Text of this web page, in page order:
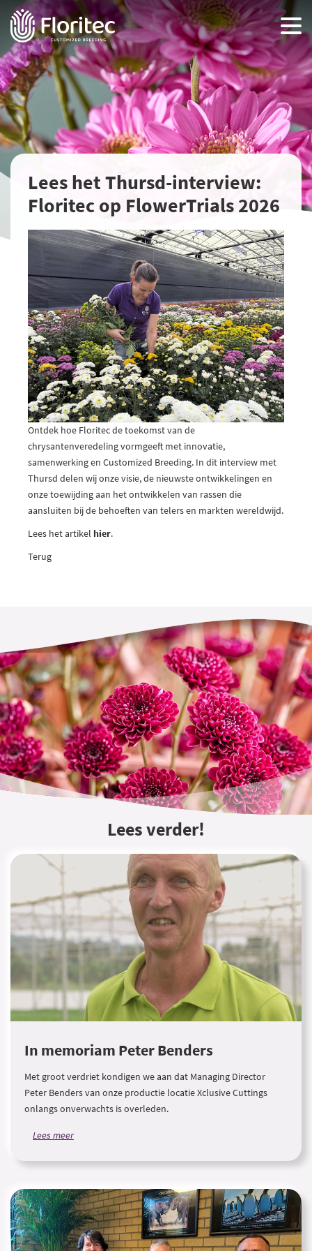
Lees het Thursd-interview:
Floritec op FlowerTrials 2026
Ontdek hoe Floritec de toekomst van de
chrysantenveredeling vormgeeft met innovatie,
samenwerking en Customized Breeding. In dit interview met
Thursd delen wij onze visie, de nieuwste ontwikkelingen en
onze toewijding aan het ontwikkelen van rassen die
aansluiten bij de behoeften van telers en markten wereldwijd.
Lees het artikel hier.
Terug
Lees verder!
In memoriam Peter Benders
Met groot verdriet kondigen we aan dat Managing Director
Peter Benders van onze productie locatie Xclusive Cuttings
onlangs onverwachts is overleden.
Lees meer